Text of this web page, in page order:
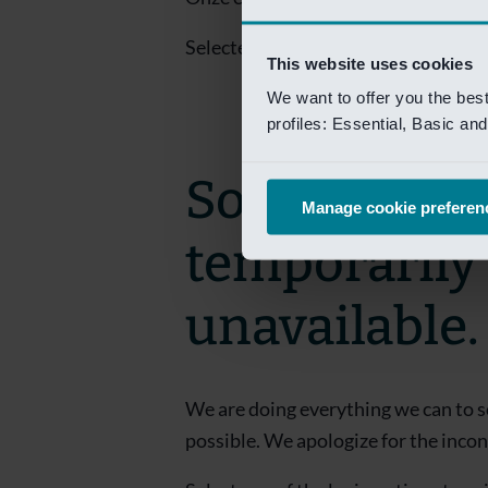
This website uses cookies
We want to offer you the
profiles: Essential, Basic
Manage cookie
Selecteer een van de login opties
Sorry! This
temporarily
unavailable.
We are doing everything we can to
possible. We apologize for the